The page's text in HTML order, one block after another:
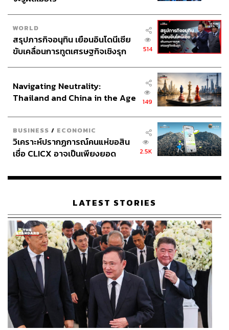
WORLD
สรุปภารกิจอนุทิน เยือนอินโดนีเซีย
ขับเคลื่อนการทูตเศรษฐกิจเชิงรุก
514
Navigating Neutrality:
Thailand and China in the Age
149
BUSINESS / ECONOMIC
วิเคราะห์ปรากฏการณ์คนแห่ขอสิน
เชื่อ CLICX อาจเป็นเพียงยอด
เรือนไทยที่ถูกซุกไว้
2.5K
LATEST STORIES